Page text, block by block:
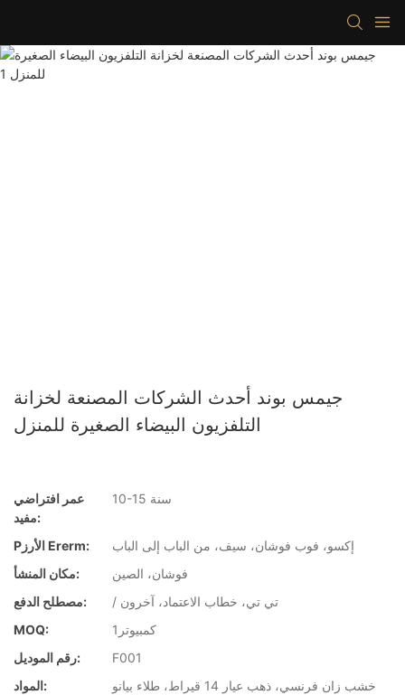
جيمس بوند أحدث الشركات المصنعة لخزانة
التلفزيون البيضاء الصغيرة للمنزل
عمر افتراضي
مفيد:
10-15 سنة
Pالأرز Ererm:
إكسو، فوب فوشان، سيف، من الباب إلى الباب
مكان المنشأ:
فوشان، الصين
مصطلح الدفع:
/ تي تي، خطاب الاعتماد، آخرون
MOQ:
كمبيوتر1
رقم الموديل:
F001
المواد:
خشب زان فرنسي، ذهب عيار 14 قيراط، طلاء بيانو